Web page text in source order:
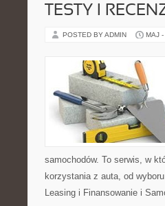
TESTY I
POSTED BY ADMIN MAJ
samochodów. To serwis, w
korzystania z auta, od
Leasing i Finansowanie i